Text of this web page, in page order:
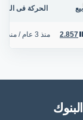
بيع الحركة فى
2.857 منذ 3 عام /منذ 3 ساعة